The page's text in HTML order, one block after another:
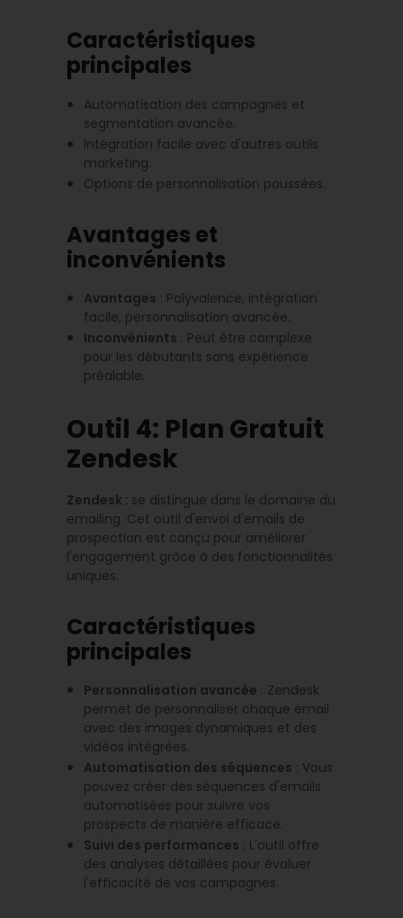
Caractéristiques
principales
Automatisation des campagnes et
segmentation avancée.
Intégration facile avec d'autres outils
marketing.
Options de personnalisation poussées.
Avantages et
inconvénients
Avantages : Polyvalence, intégration
facile, personnalisation avancée.
Inconvénients : Peut être complexe
pour les débutants sans expérience
préalable.
Outil 4: Plan Gratuit
Zendesk
Zendesk : se distingue dans le domaine du
emailing. Cet outil d'envoi d'emails de
prospection est conçu pour améliorer
l'engagement grâce à des fonctionnalités
uniques.
Caractéristiques
principales
Personnalisation avancée : Zendesk
permet de personnaliser chaque email
avec des images dynamiques et des
vidéos intégrées.
Automatisation des séquences : Vous
pouvez créer des séquences d'emails
automatisées pour suivre vos
prospects de manière efficace.
Suivi des performances : L'outil offre
des analyses détaillées pour évaluer
l'efficacité de vos campagnes.